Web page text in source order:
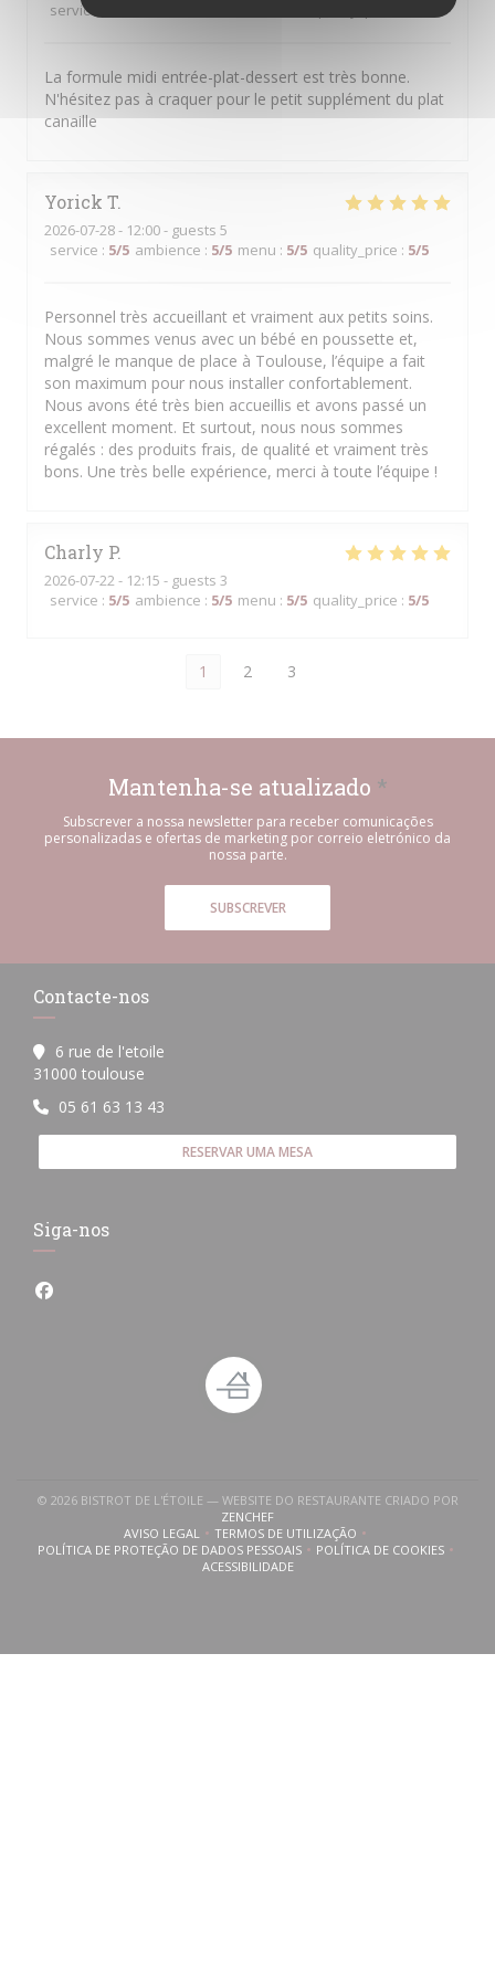
service
La formule midi entrée-plat-dessert est très bonne.
N'hésitez pas à craquer pour le petit supplément du plat
canaille
Yorick T
2026-07-28- 12:00 - guests 5
service : 5/5 ambience : 5/5 menu : 5/5 quality_price : 5/5
Personnel très accueillant et vraiment aux petits soins.
Nous sommes venus avec un bébé en poussette et,
malgré le manque de place à Toulouse, l’équipe a fait
son maximum pour nous installer confortablement.
Nous avons été très bien accueillis et avons passé un
excellent moment. Et surtout, nous nous sommes
régalés : des produits frais, de qualité et vraiment très
bons. Une très belle expérience, merci à toute l’équipe !
Charly P
2026-07-22 - 12:15 - guests 3
service : 5/5 ambience : 5/5 menu : 5/5 quality_price : 5/5
1 2 3
Mantenha-se atualizado *
Subscrever a nossa newsletter para receber comunicações
personalizadas e ofertas de marketing por correio eletrónico da
nossa parte.
SUBSCREVER
Contacte-nos
6 rue de l'etoile
31000 toulouse
05 61 63 13 43
RESERVAR UMA MESA
Siga-nos
Facebook ((abre numa nova janela))
© 2026 BISTROT DE L'ÉTOILE — WEBSITE DO RESTAURANTE CRIADO POR
ZENCHEF((ABRE NUMA NOVA JANELA))
AVISO LEGAL((ABRE NUMA NOVA JANELA))
TERMOS DE UTILIZAÇÃO((ABRE NUMA NOVA JANELA))
POLÍTICA DE PROTEÇÃO DE DADOS PESSOAIS
((ABRE NUMA NOVA JANELA))POLÍTICA DE COOKIES
((ABRE NUMA
ACESSIBILIDADE((ABRE NUMA NOVA JANELA))